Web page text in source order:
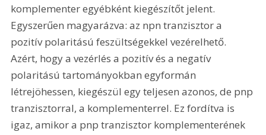
komplementer egyébként kiegészítőt jelent.
Egyszerűen magyarázva: az npn tranzisztor a
pozitív polaritású feszültségekkel vezérelhető.
Azért, hogy a vezérlés a pozitív és a negatív
polaritású tartományokban egyformán
létrejöhessen, kiegészül egy teljesen azonos, de pnp
tranzisztorral, a komplementerrel. Ez fordítva is
igaz, amikor a pnp tranzisztor komplementerének